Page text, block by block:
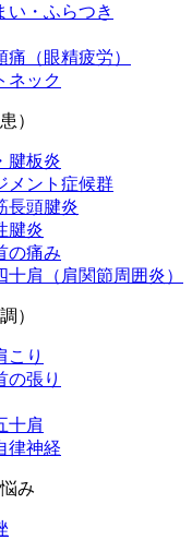
い・ふらつき
痛（眼精疲労）
ネック
）
腱板炎
メント症候群
長頭腱炎
腱炎
の痛み
十肩（肩関節周囲炎）
）
こり
の張り
十肩
律神経
み